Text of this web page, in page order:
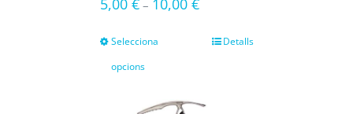
5,00 €– 10,00 €
Selecciona
opcions
Detalls